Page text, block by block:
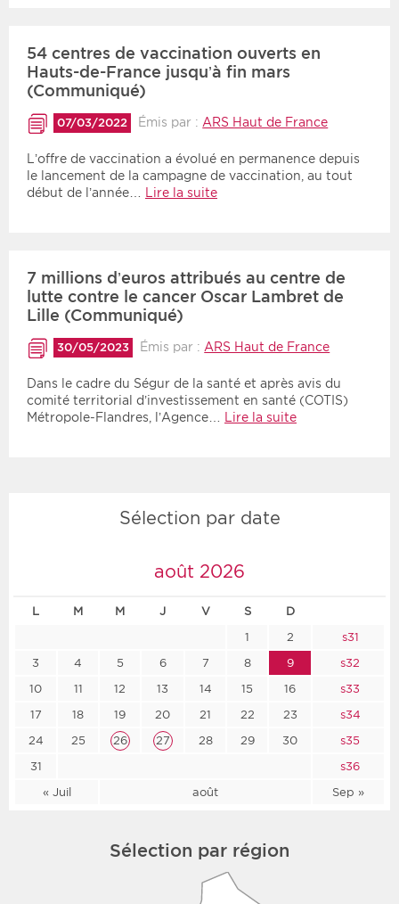
54 centres de vaccination ouverts en
Hauts-de-France jusqu’à fin mars
(Communiqué)
07/03/2022 Émis par : ARS Haut de France
L’offre de vaccination a évolué en permanence depuis
le lancement de la campagne de vaccination, au tout
début de l’année…
Lire la suite
7 millions d’euros attribués au centre de
lutte contre le cancer Oscar Lambret de
Lille (Communiqué)
30/05/2023 Émis par :ARS Haut de France
Dans le cadre du Ségur de la santé et après avis du
comité territorial d’investissement en santé (COTIS)
Métropole-Flandres, l’Agence…
Lire la suite
Sélection par date
août 2026
L M M J V S D
« Juil août Sep »
1 2
s31
3
4 5 6 7 8 9
s32
10
11 12 13 14 15 16
s33
17
18 19 20 21 22 23
s34
24
25 26 27 28 29 30
s35
31
s36
Sélection par région